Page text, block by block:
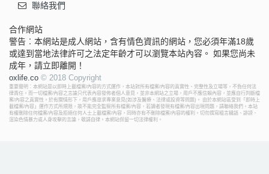
聯絡我們
合作網站
警告︰本網站是成人網站，含有情色資訊的網站，您必須年滿18歲
或達到當地法律許可之法定年齡才可以瀏覽本站內容。 如果您尚未
成年，請立即離開！
oxlife.co © 2018 Copyright
重要聲明：本網站是以即時上載檔案/內容的方式運作，本站對所有檔案/內容的真實性、完整性及立場等，不負任何法
律責任。而一切檔案/內容之言論只代表內容發佈者個人意見，並非本網站之立場，用戶不應信賴內容，並應自行判斷檔
案/內容之真實性。於有關情形下，用戶應尋求專業意見(如涉及醫療、法律或投資等問題)。 由於本網站區受到「即時上
載檔案/內容」運作方式所規限，故不能完全監察所有檔案/內容，若讀者發現有檔案/內容出現問題，請聯絡我們。本站
有權刪除任何檔案/內容及拒絕任何人士上載檔案/內容，同時亦有不刪除檔案/內容的權利。切勿撰寫粗言穢語、誹謗、
渲染色情暴力或人身攻擊的言論，敬請自律。本網站保留一切法律權利。